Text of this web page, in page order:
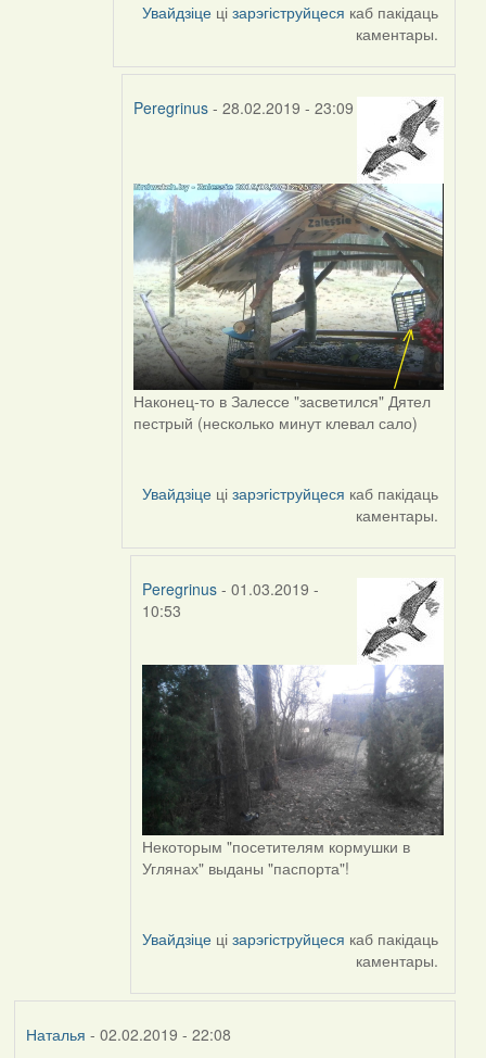
Увайдзіце цізарэгіструйцеся каб пакідаць
каментары.
Peregrinus- 28.02.2019 - 23:09
to
by
Peregrinus
Наконец-то в Залессе "засветился" Дятел
пестрый (несколько минут клевал сало)
Увайдзіце цізарэгіструйцеся каб пакідаць
каментары.
Peregrinus- 01.03.2019 -
10:53
reply
to
Peregrinus
Некоторым "посетителям кормушки в
Углянах" выданы "паспорта"!
Увайдзіце цізарэгіструйцеся каб пакідаць
каментары.
Наталья - 02.02.2019 - 22:08